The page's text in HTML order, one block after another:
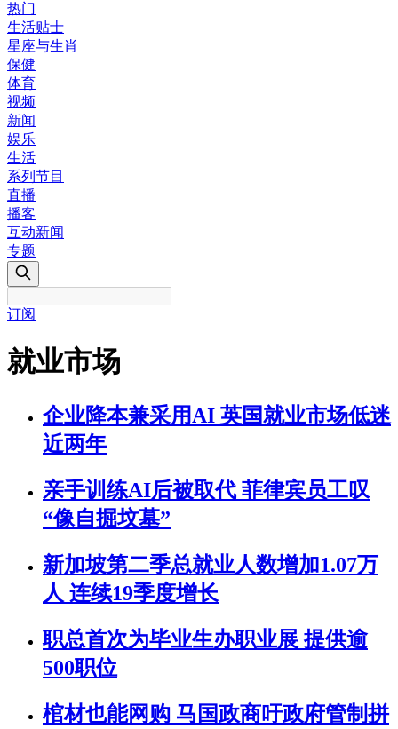
热门
生活贴士
星座与生肖
保健
体育
视频
新闻
娱乐
生活
系列节目
直播
播客
互动新闻
专题
订阅
就业市场
企业降本兼采用AI 英国就业市场低迷
近两年
亲手训练AI后被取代 菲律宾员工叹
“像自掘坟墓”
新加坡第二季总就业人数增加1.07万
人 连续19季度增长
职总首次为毕业生办职业展 提供逾
500职位
棺材也能网购 马国政商吁政府管制拼